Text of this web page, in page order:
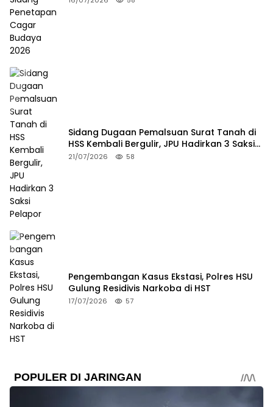
Sidang Dugaan Pemalsuan Surat Tanah di
HSS Kembali Bergulir, JPU Hadirkan 3 Saksi
Pelapor
21/07/2026 58
Pengembangan Kasus Ekstasi, Polres HSU
Gulung Residivis Narkoba di HST
17/07/2026 57